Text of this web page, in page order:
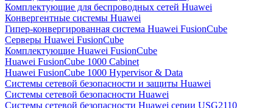
Комплектующие для беспроводных сетей Huawei
Конвергентные системы Huawei
Гипер-конвергированная система Huawei FusionCube
Серверы Huawei FusionCube
Комплектующие Huawei FusionCube
Huawei FusionCube 1000 Cabinet
Huawei FusionCube 1000 Hypervisor & Data
Системы сетевой безопасности и защиты Huawei
Системы сетевой безопасности Huawei
Системы сетевой безопасности Huawei серии USG2110